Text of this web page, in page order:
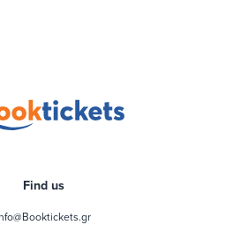
Find us